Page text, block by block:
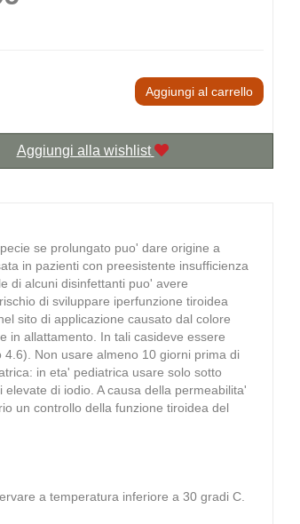
Aggiungi al carrello
Aggiungi alla wishlist
se prolungato puo' dare origine a
in pazienti con preesistente insufficienza
di alcuni disinfettanti puo' avere
di sviluppare iperfunzione tiroidea
sito di applicazione causato dal colore
in allattamento. In tali casideve essere
Non usare almeno 10 giorni prima di
in eta' pediatrica usare solo sotto
di iodio. A causa della permeabilita'
un controllo della funzione tiroidea del
a temperatura inferiore a 30 gradi C.